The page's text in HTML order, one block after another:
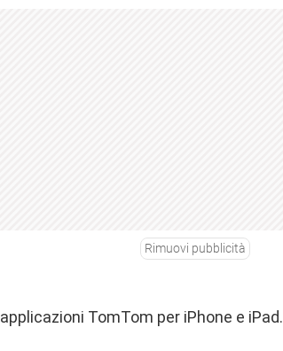
Rimuovi pubblicità
TomTom per iPhone e iPad.